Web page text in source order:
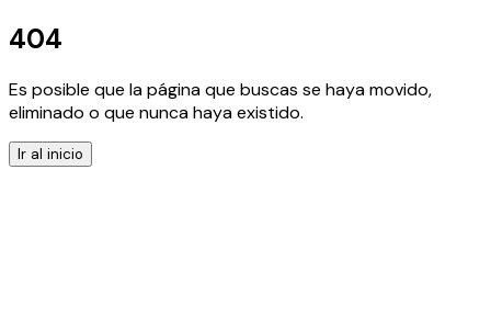
404
Es posible que la página que buscas se haya movido,
eliminado o que nunca haya existido.
Ir al inicio